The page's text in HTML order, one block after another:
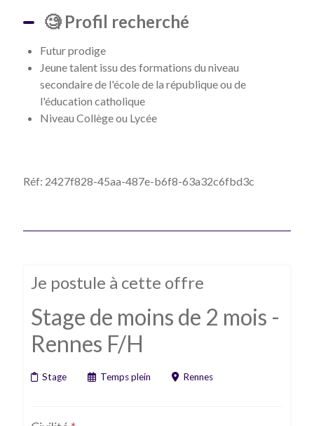
🧐 Profil recherché
Futur prodige
Jeune talent issu des formations du niveau
secondaire de l'école de la république ou de
l'éducation catholique
Niveau Collège ou Lycée
Réf: 2427f828-45aa-487e-b6f8-63a32c6fbd3c
Je postule à cette offre
Stage de moins de 2 mois -
Rennes F/H
Stage Temps plein Rennes